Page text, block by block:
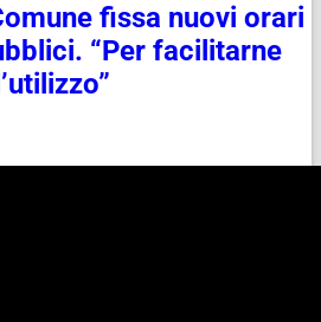
fissa nuovi orari
“Per facilitarne
l’utilizzo”